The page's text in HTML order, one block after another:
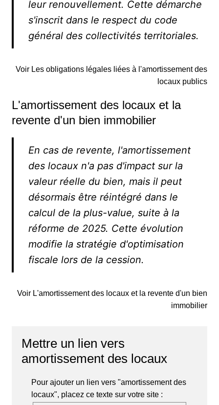
leur renouvellement. Cette démarche
s'inscrit dans le respect du code
général des collectivités territoriales.
Voir Les obligations légales liées à l'amortissement des
locaux publics
L'amortissement des locaux et la
revente d'un bien immobilier
En cas de revente, l'amortissement
des locaux n'a pas d'impact sur la
valeur réelle du bien, mais il peut
désormais être réintégré dans le
calcul de la plus-value, suite à la
réforme de 2025. Cette évolution
modifie la stratégie d'optimisation
fiscale lors de la cession.
Voir L'amortissement des locaux et la revente d'un bien
immobilier
Mettre un lien vers
amortissement des locaux
Pour ajouter un lien vers "amortissement des
locaux", placez ce texte sur votre site :